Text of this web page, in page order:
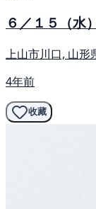
６／１５（水
上山市川口, 山形
4年前
收藏